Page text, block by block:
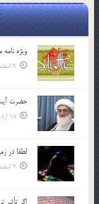
ویژه
9 اسفند 03
حضرت آیت
18 اردیبهشت 98
لطفا در
2 اسفند 96